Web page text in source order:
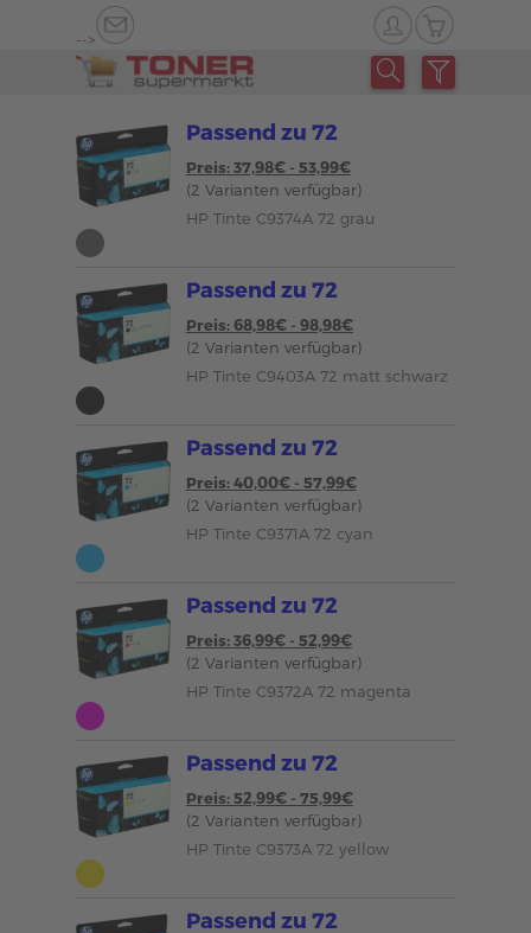
-->
Passend zu 72
Preis: 37,98€ - 53,99€
(2 Varianten verfügbar)
HP Tinte C9374A 72 grau
Passend zu 72
Preis: 68,98€ - 98,98€
(2 Varianten verfügbar)
HP Tinte C9403A 72 matt schwarz
Passend zu 72
Preis: 40,00€ - 57,99€
(2 Varianten verfügbar)
HP Tinte C9371A 72 cyan
Passend zu 72
Preis: 36,99€ - 52,99€
(2 Varianten verfügbar)
HP Tinte C9372A 72 magenta
Passend zu 72
Preis: 52,99€ - 75,99€
(2 Varianten verfügbar)
HP Tinte C9373A 72 yellow
Passend zu 72